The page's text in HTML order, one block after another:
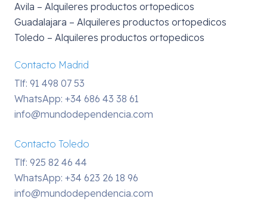
Avila – Alquileres productos ortopedicos
Guadalajara – Alquileres productos ortopedicos
Toledo – Alquileres productos ortopedicos
Contacto Madrid
Tlf: 91 498 07 53
WhatsApp: +34 686 43 38 61
info@mundodependencia.com
Contacto Toledo
Tlf: 925 82 46 44
WhatsApp: +34 623 26 18 96
info@mundodependencia.com